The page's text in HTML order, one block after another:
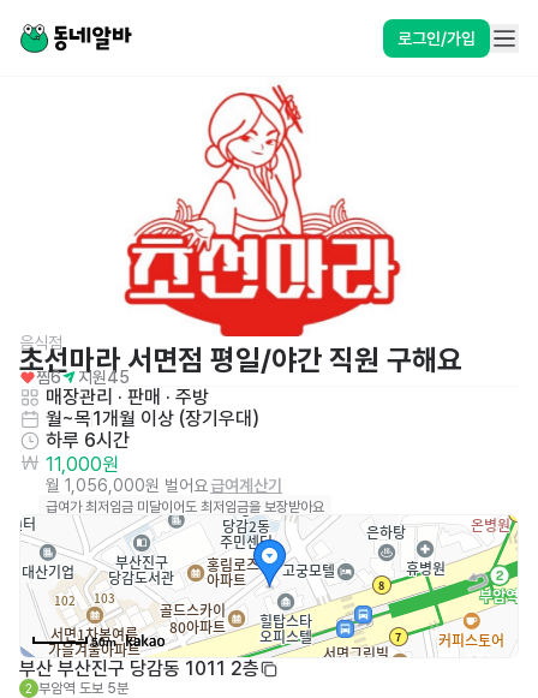
로그인/가입
음식점
초선마라 서면점 평일/야간 직원 구해요
찜6 지원45
매장관리 · 판매 · 주방
월~목1개월 이상 (장기우대)
하루 6시간
11,000원
월 1,056,000원 벌어요급여계산기
급여가 최저임금 미달이어도 최저임금을 보장받아요
50m
부산 부산진구 당감동 1011 2층
2 부암역 도보 5분